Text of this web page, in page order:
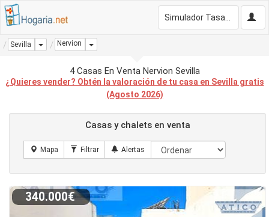
Sevilla Dropdown
Nervion Dropdown
4 Casas En Venta Nervion Sevilla
¿Quieres vender? Obtén la valoración de tu casa en Sevilla gratis
(Agosto 2026)
Casas y chalets en venta
340.000€